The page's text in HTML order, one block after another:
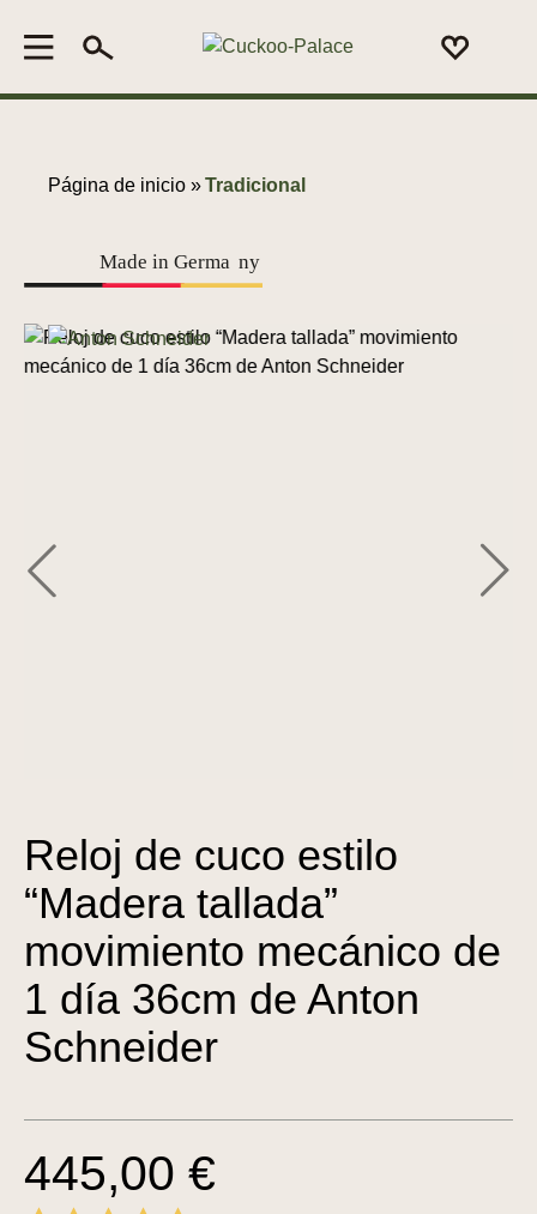
Página de inicio »Tradicional
Made in Germa ny
Reloj de cuco estilo
“Madera tallada”
movimiento mecánico de
1 día 36cm de Anton
Schneider
445,00 €